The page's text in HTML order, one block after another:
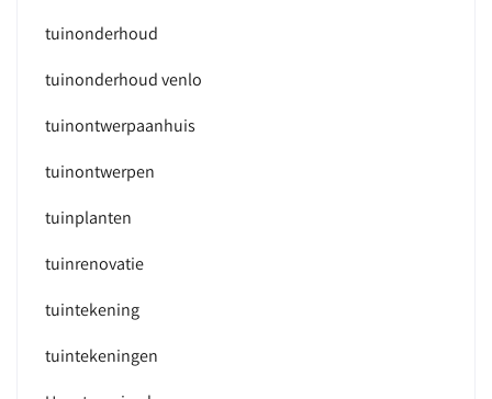
tuinonderhoud
tuinonderhoud venlo
tuinontwerpaanhuis
tuinontwerpen
tuinplanten
tuinrenovatie
tuintekening
tuintekeningen